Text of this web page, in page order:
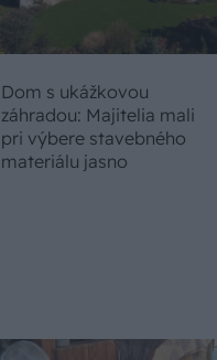
Dom s ukážkovou
záhradou: Majitelia mali
pri výbere stavebného
materiálu jasno